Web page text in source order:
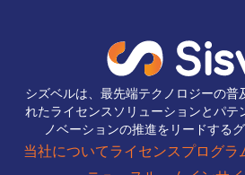
シズベルは、最先端テクノロジーの普
れたライセンスソリューションとパテ
ノベーションの推進をリードする
当社についてライセンスプログラ